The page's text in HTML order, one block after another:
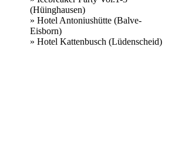
(Hüinghausen)
» Hotel Antoniushütte (Balve-
Eisborn)
» Hotel Kattenbusch (Lüdenscheid)